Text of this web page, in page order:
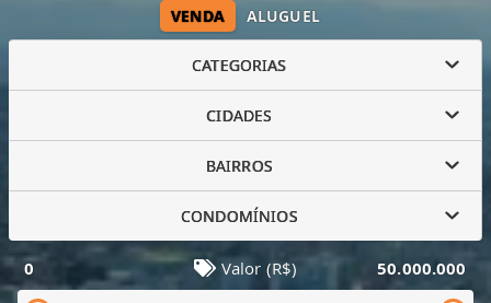
VENDA ALUGUEL
CATEGORIAS
CIDADES
BAIRROS
CONDOMÍNIOS
0 Valor (R$) 50.000.000